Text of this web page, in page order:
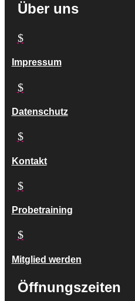
Über uns
$
Impressum
$
Datenschutz
$
Kontakt
$
Probetraining
$
Mitglied werden
Öffnungszeiten